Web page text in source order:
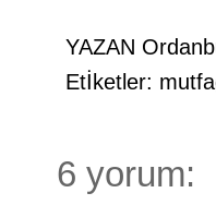
YAZAN
Etİketler:
6 yorum: